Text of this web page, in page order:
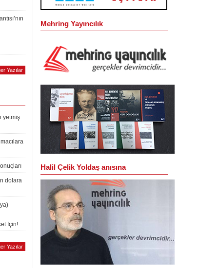
Yazılar
yetmiş
dolara
İçin!
Yazılar
Mehring Yayıncılık
Halil Çelik Yoldaş anısına